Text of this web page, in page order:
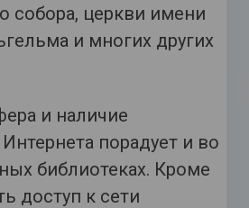
собора, церкви имени
и многих других
и наличие
порадует и во
библиотеках. Кроме
доступ к сети